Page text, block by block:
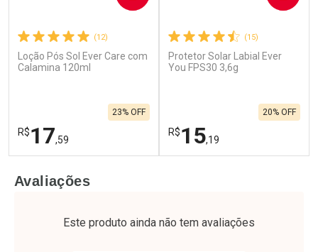
(12)
Loção Pós Sol Ever Care com
Calamina 120ml
R$17,59
23% OFF
Laboratório
Por Menos
(15)
Protetor Solar Labial Ever
You FPS30 3,6g
R$15,19
20% OFF
Laboratório
Por Menos
Avaliações
Este produto ainda não tem avaliações